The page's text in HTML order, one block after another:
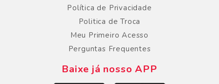
Política de Privacidade
Politica de Troca
Meu Primeiro Acesso
Perguntas Frequentes
Baixe já nosso APP